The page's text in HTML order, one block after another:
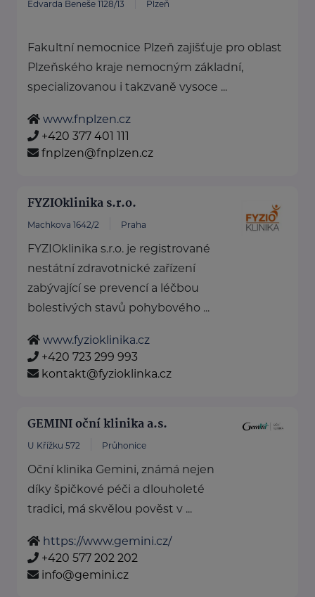
Edvarda Beneše 1128/13 Plzeň
Fakultní nemocnice Plzeň zajišťuje pro oblast
Plzeňského kraje nemocným základní,
specializovanou i takzvaně vysoce ...
www.fnplzen.cz
+420 377 401 111
fnplzen@fnplzen.cz
FYZIOklinika s.r.o.
Machkova 1642/2 Praha
FYZIOklinika s.r.o. je registrované
nestátní zdravotnické zařízení
zabývající se prevencí a léčbou
bolestivých stavů pohybového ...
www.fyzioklinika.cz
+420 723 299 993
kontakt@fyzioklinka.cz
GEMINI oční klinika a.s.
U Křížku 572 Průhonice
Oční klinika Gemini, známá nejen
díky špičkové péči a dlouholeté
tradici, má skvělou pověst v ...
https://www.gemini.cz/
+420 577 202 202
info@gemini.cz